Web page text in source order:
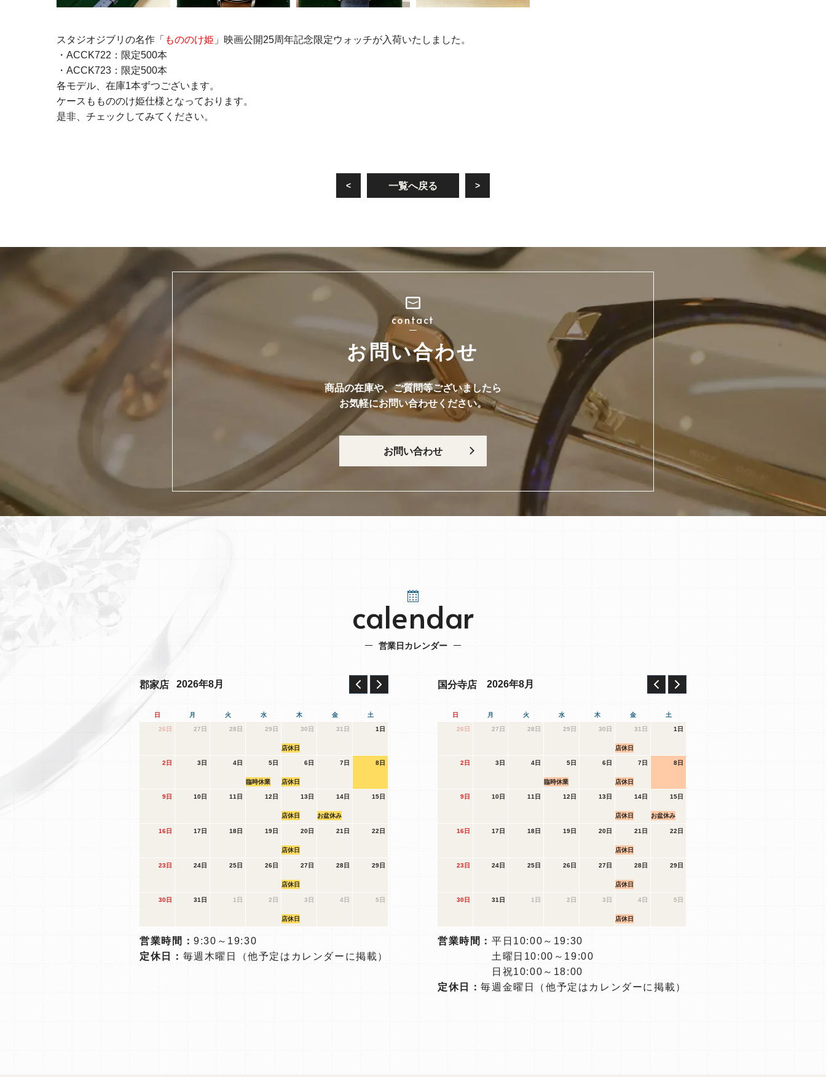
スタジオジブリの名作「 もののけ姫 」映画公開25周年記念限定ウォッチが入荷いたしました。
・ACCK722：限定500本
・ACCK723：限定500本
各モデル、在庫1本ずつございます。
ケースももののけ姫仕様となっております。
是非、チェックしてみてください。
< 一覧へ戻る >
contact
お問い合わせ
商品の在庫や、ご質問等ございましたら
お気軽にお問い合わせください。
お問い合わせ
calendar
営業日カレンダー
郡家店 2026年8月
日 月 火 水 木 金 土
26日 27日 28日 29日 30日
店休日
31日 1日
2日 3日 4日 5日
臨時休業
6日
店休日
7日 8日
9日 10日 11日 12日 13日
店休日
14日
お盆休み
15日
16日 17日 18日 19日 20日
店休日
21日 22日
23日 24日 25日 26日 27日
店休日
28日 29日
30日 31日 1日 2日 3日
店休日
4日 5日
営業時間：9:30～19:30
定休日： 毎週木曜日 （他予定はカレンダーに掲載）
国分寺店 2026年8月
日 月 火 水 木 金 土
26日 27日 28日 29日 30日 31日
店休日
1日
2日 3日 4日 5日
臨時休業
6日 7日
店休日
8日
9日 10日 11日 12日 13日 14日
店休日
15日
お盆休み
16日 17日 18日 19日 20日 21日
店休日
22日
23日 24日 25日 26日 27日 28日
店休日
29日
30日 31日 1日 2日 3日 4日
店休日
5日
営業時間： 平日10:00～19:30
土曜日10:00～19:00
日祝10:00～18:00
定休日：毎週金曜日 （他予定はカレンダーに掲載）